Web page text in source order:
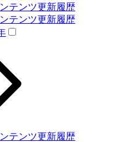
テンツ更新履歴
テンツ更新履歴
テンツ更新履歴